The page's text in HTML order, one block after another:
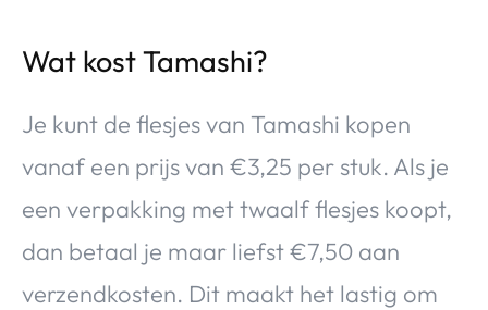
Wat kost Tamashi?
Je kunt de flesjes van Tamashi kopen
vanaf een prijs van €3,25 per stuk. Als je
een verpakking met twaalf flesjes koopt,
dan betaal je maar liefst €7,50 aan
verzendkosten. Dit maakt het lastig om